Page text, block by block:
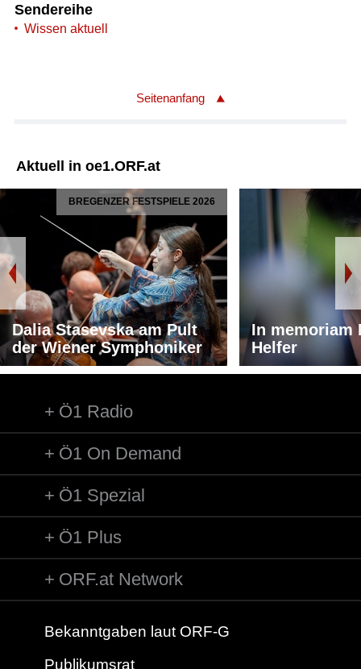
Sendereihe
Wissen aktuell
Seitenanfang
Aktuell in oe1.ORF.at
BREGENZER FESTSPIELE 2026
Dalia Stasevska am Pult
der Wiener Symphoniker
In memoriam
Helfer
Ö1 Radio
Ö1 On Demand
Ö1 Spezial
Ö1 Plus
ORF.at Network
Bekanntgaben laut ORF-G
Publikumsrat